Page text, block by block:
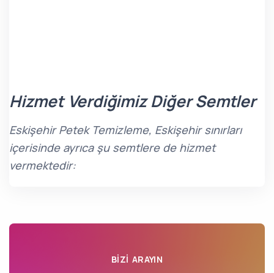
Hizmet Verdiğimiz Diğer Semtler
Eskişehir Petek Temizleme, Eskişehir sınırları
içerisinde ayrıca şu semtlere de hizmet
vermektedir:
BIZI ARAYIN